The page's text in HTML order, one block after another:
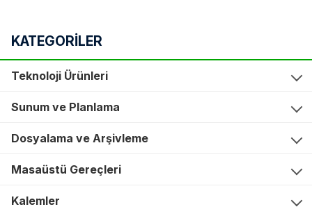
KATEGORİLER
Teknoloji Ürünleri
Sunum ve Planlama
Dosyalama ve Arşivleme
Masaüstü Gereçleri
Kalemler